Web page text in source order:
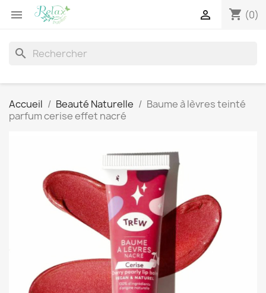
 shopping_cart (0)

search
Accueil Beauté Naturelle
Baume à lèvres teinté
parfum cerise effet nacré